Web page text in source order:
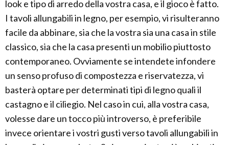
look e tipo di arredo della vostra casa, e il gioco è fatto.
I tavoli allungabili in legno, per esempio, vi risulteranno
facile da abbinare, sia che la vostra sia una casa in stile
classico, sia che la casa presenti un mobilio piuttosto
contemporaneo. Ovviamente se intendete infondere
un senso profuso di compostezza e riservatezza, vi
basterà optare per determinati tipi di legno quali il
castagno e il ciliegio. Nel caso in cui, alla vostra casa,
volesse dare un tocco più introverso, è preferibile
invece orientare i vostri gusti verso tavoli allungabili in